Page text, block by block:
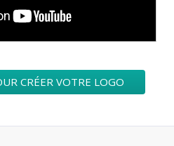
CRÉER VOTRE LOGO